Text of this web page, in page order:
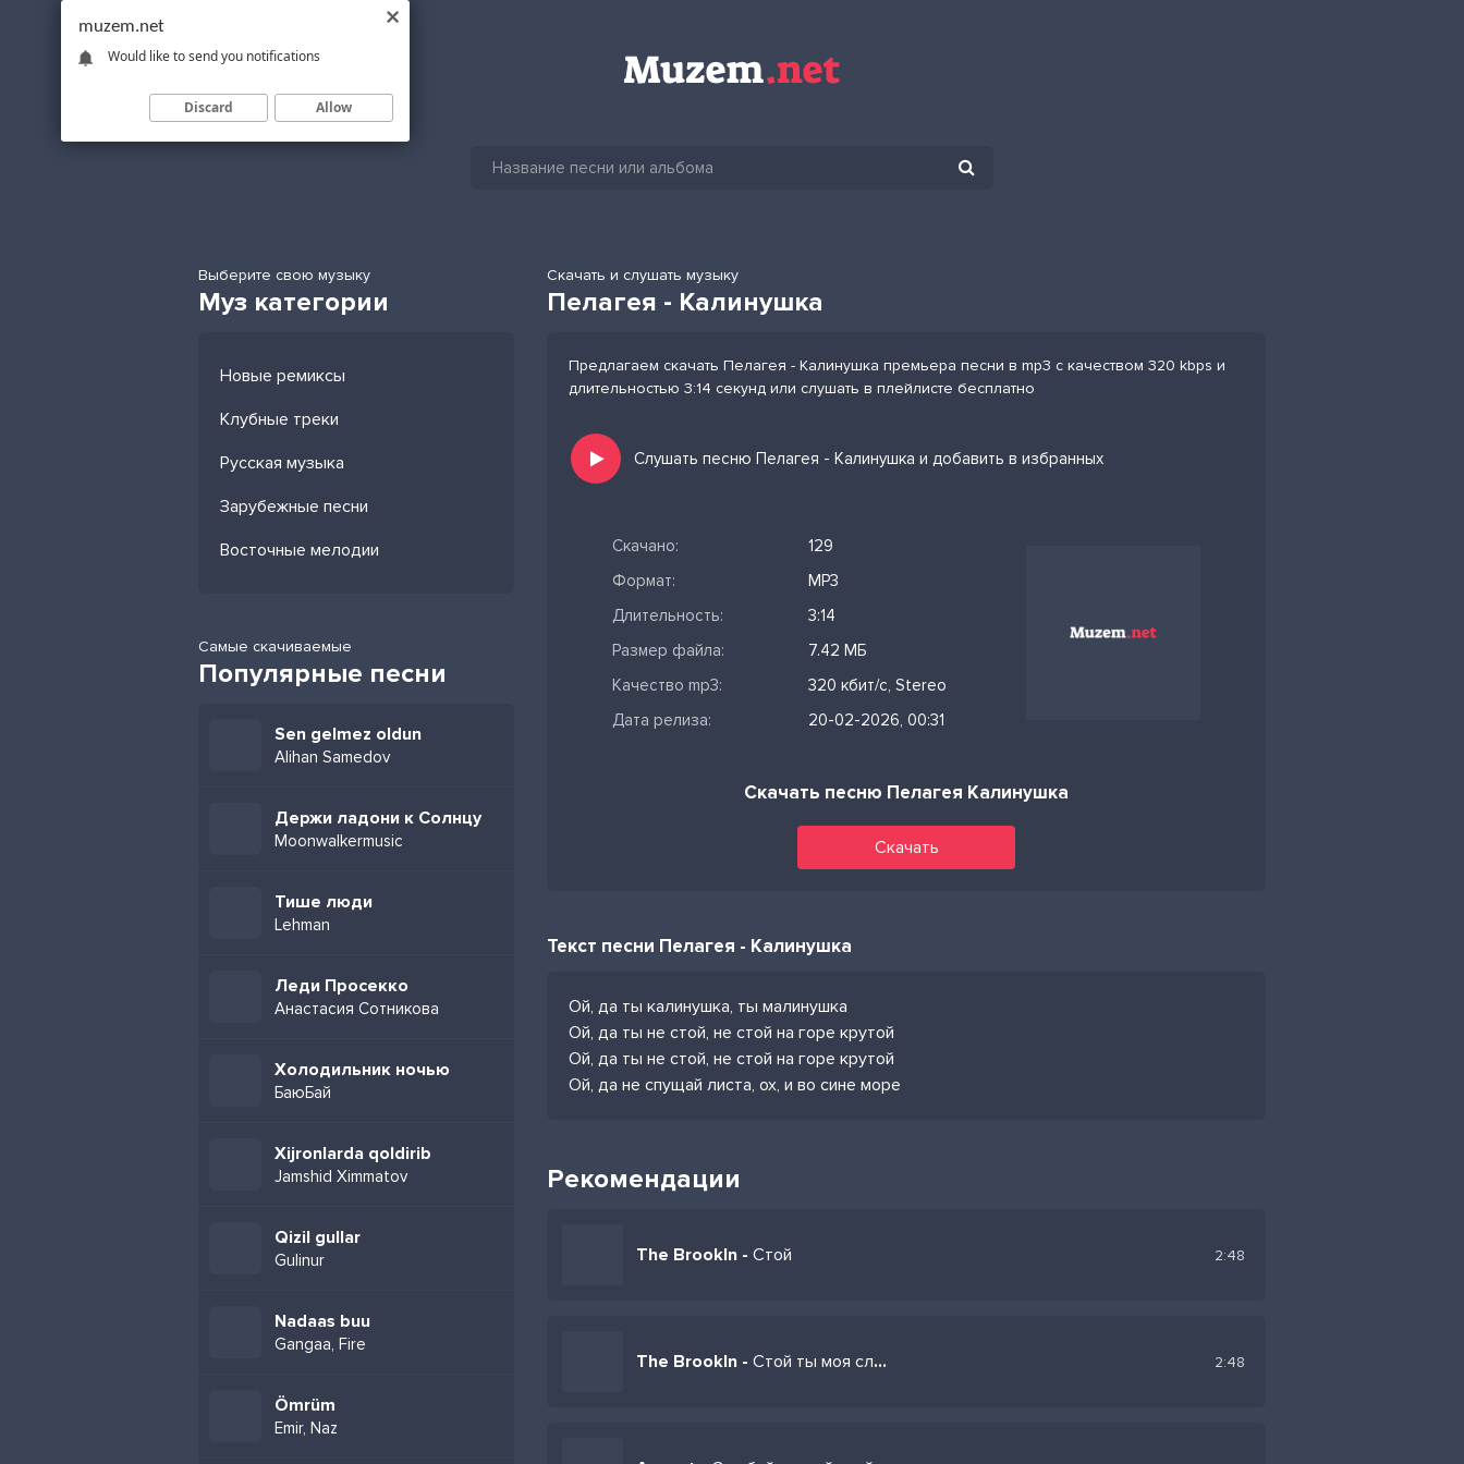
Выберите свою музыку
Муз категории
Новые ремиксы
Клубные треки
Русская музыка
Зарубежные песни
Восточные мелодии
Самые скачиваемые
Популярные песни
Sen gelmez oldun
Alihan Samedov
Держи ладони к Солнцу
Moonwalkermusic
Тише люди
Lehman
Леди Просекко
Анастасия Сотникова
Холодильник ночью
БаюБай
Xijronlarda qoldirib
Jamshid Ximmatov
Qizil gullar
Gulinur
Nadaas buu
Gangaa, Fire
Ömrüm
Emir, Naz
Скачать и слушать музыку
Пелагея - Калинушка
Предлагаем скачать Пелагея - Калинушка премьера песни в mp3 с качеством 320 kbps и
длительностью 3:14 секунд или слушать в плейлисте бесплатно
Слушать песню Пелагея - Калинушка и добавить в избранных
Скачано:
129
Формат:
MP3
Длительность:
3:14
Размер файла:
7.42 МБ
Качество mp3:
320 кбит/с, Stereo
Дата релиза:
20-02-2026, 00:31
Скачать песню Пелагея Калинушка
Скачать
Текст песни Пелагея - Калинушка
Ой, да ты калинушка, ты малинушка
Ой, да ты не стой, не стой на горе крутой
Ой, да ты не стой, не стой на горе крутой
Ой, да не спущай листа, ох, и во сине море
Рекомендации
The Brookln - Стой 2:48
The Brookln - Стой ты моя слабость ты моя сила я влюблен 2:48
muzem.net
Would like to send you notifications
Discard Allow